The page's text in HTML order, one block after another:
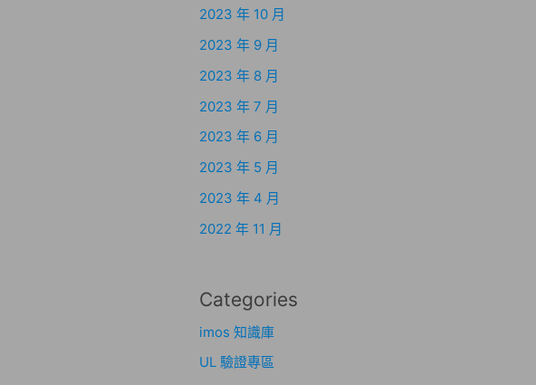
2023 年 10 月
2023 年 9 月
2023 年 8 月
2023 年 7 月
2023 年 6 月
2023 年 5 月
2023 年 4 月
2022 年 11 月
Categories
imos 知識庫
UL 驗證專區